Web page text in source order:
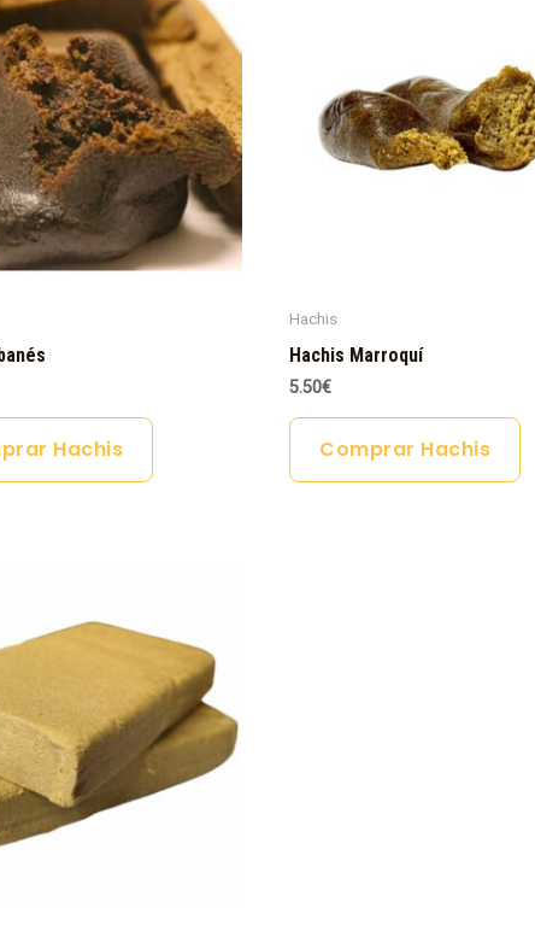
Hachis
Hachis
Hachis Marroquí
5.50€
Comprar Hachis